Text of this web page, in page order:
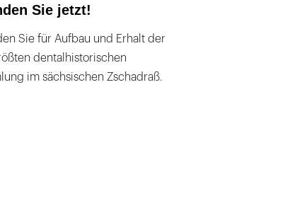
Sie jetzt!
Sie für Aufbau und Erhalt der
dentalhistorischen
im sächsischen Zschadraß.